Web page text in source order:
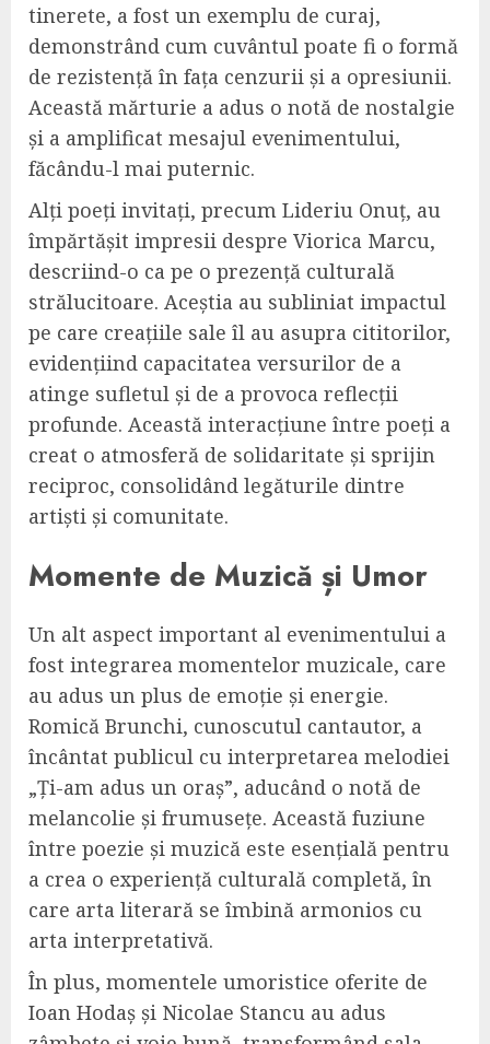
tinerete, a fost un exemplu de curaj,
demonstrând cum cuvântul poate fi o formă
de rezistență în fața cenzurii și a opresiunii.
Această mărturie a adus o notă de nostalgie
și a amplificat mesajul evenimentului,
făcându-l mai puternic.
Alți poeți invitați, precum Lideriu Onuț, au
împărtășit impresii despre Viorica Marcu,
descriind-o ca pe o prezență culturală
strălucitoare. Aceștia au subliniat impactul
pe care creațiile sale îl au asupra cititorilor,
evidențiind capacitatea versurilor de a
atinge sufletul și de a provoca reflecții
profunde. Această interacțiune între poeți a
creat o atmosferă de solidaritate și sprijin
reciproc, consolidând legăturile dintre
artiști și comunitate.
Momente de Muzică și Umor
Un alt aspect important al evenimentului a
fost integrarea momentelor muzicale, care
au adus un plus de emoție și energie.
Romică Brunchi, cunoscutul cantautor, a
încântat publicul cu interpretarea melodiei
„Ți-am adus un oraș”, aducând o notă de
melancolie și frumusețe. Această fuziune
între poezie și muzică este esențială pentru
a crea o experiență culturală completă, în
care arta literară se îmbină armonios cu
arta interpretativă.
În plus, momentele umoristice oferite de
Ioan Hodaș și Nicolae Stancu au adus